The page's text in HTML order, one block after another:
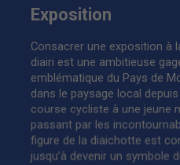
Exposition
Consacrer une exposition à
diairi est une ambitieuse
emblématique du Pays de
dans le paysage local depuis
course cycliste à une jeune
passant par les
figure de la diaichotte est
jusqu’à devenir un symbole